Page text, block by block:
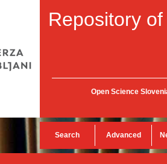
Repository
Open Science
Search Advanced